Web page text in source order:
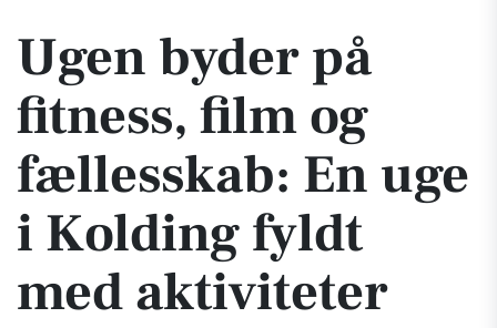
Ugen byder på
fitness, film og
fællesskab: En uge
i Kolding fyldt
med aktiviteter